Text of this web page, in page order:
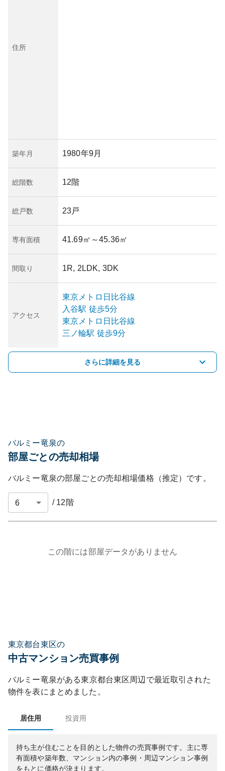
住所
築年月 1980年9月
総階数 12階
総戸数 23戸
専有面積 41.69㎡ ～45.36㎡
間取り 1R, 2LDK, 3DK
アクセス
東京メトロ日比谷線
入谷駅 徒歩5分
東京メトロ日比谷線
三ノ輪駅 徒歩9分
さらに詳細を見る
バルミー竜泉の
部屋ごとの売却相場
バルミー竜泉の部屋ごとの売却相場価格（推定）です。
/ 12 階
この階には部屋データがありません
東京都台東区の
中古マンション売買事例
バルミー竜泉がある東京都台東区周辺で最近取引された
物件を表にまとめました。
居住用 投資用
持ち主が住むことを目的とした物件の売買事例です。 主に専
有面積や築年数、マンション内の事例・周辺マンション事例
をもとに価格が決まります。